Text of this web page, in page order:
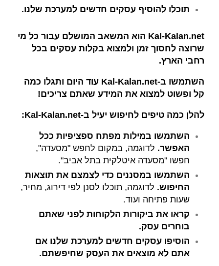
תוכלו להוסיף עסקים חדשים למערכת שלנו.
Kal-Kalan.net הוא המשאב המושלם עבור כל מי
שרוצה לחסוך זמן ולמצוא בקלות עסקים בכל
רחבי הארץ.
השתמשו ב-Kal-Kalan.net עוד היום ותגלו כמה
קל ופשוט למצוא את המידע שאתם צריכים!
להלן כמה טיפים לחיפוש יעיל ב-Kal-Kalan.net:
השתמשו במילות מפתח ספציפיות ככל
האפשר. לדוגמה, במקום לחפש "מסעדה",
חפשו "מסעדה איטלקית בתל אביב".
השתמשו במסננים כדי לצמצם את תוצאות
החיפוש. לדוגמה, תוכלו לסנן לפי דירוג, מחיר,
שעות פתיחה ועוד.
קראו את ביקורות הלקוחות לפני שאתם
בוחרים עסק.
הוסיפו עסקים חדשים למערכת שלנו אם
אתם לא מוצאים את העסק שחיפשתם.